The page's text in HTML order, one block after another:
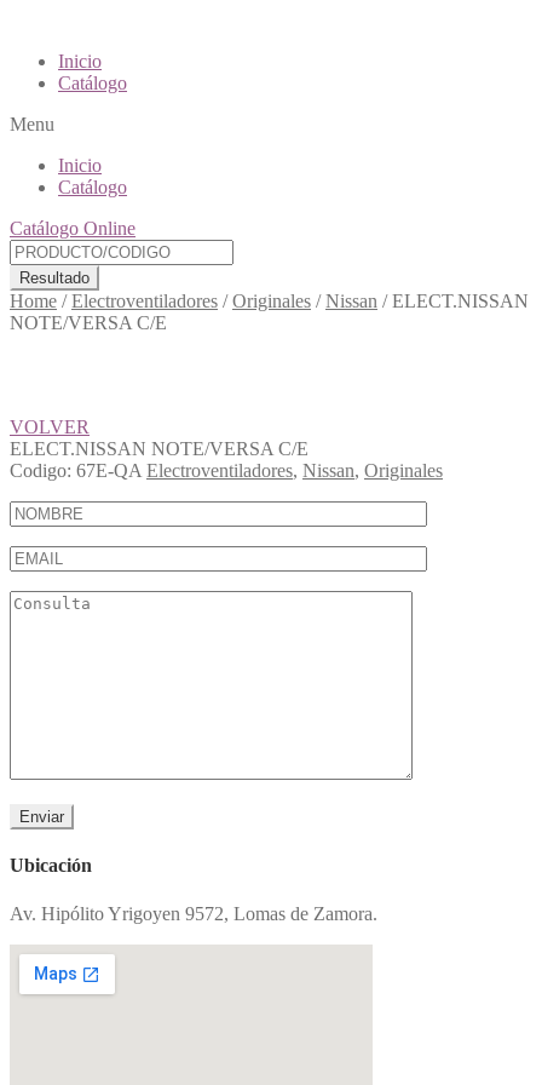
Inicio
Catálogo
Menu
Inicio
Catálogo
Catálogo Online
Resultado
Home /Electroventiladores /Originales /Nissan /ELECT.NISSAN
NOTE/VERSA C/E
VOLVER
ELECT.NISSAN NOTE/VERSA C/E
Codigo: 67E-QA Electroventiladores, Nissan, Originales
Ubicación
Av. Hipólito Yrigoyen 9572, Lomas de Zamora.